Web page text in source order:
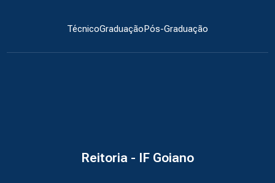
TécnicoGraduação Pós-Graduação
Reitoria - IF Goiano